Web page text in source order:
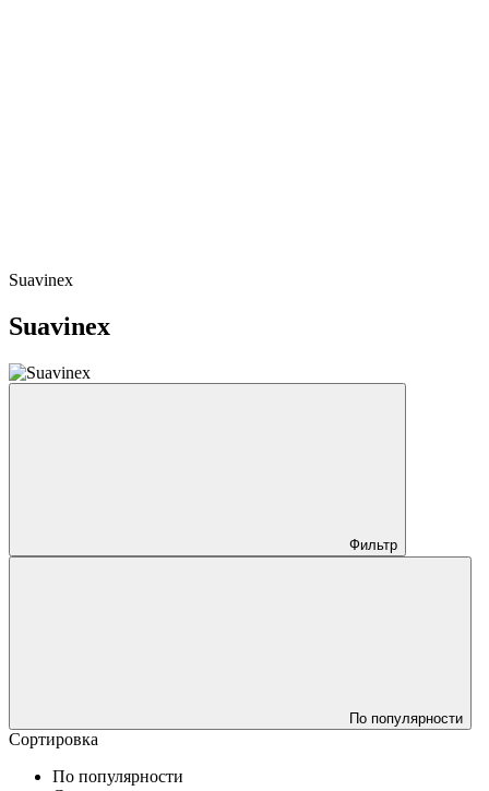
Suavinex
Suavinex
Фильтр
По популярности
Сортировка
По популярности